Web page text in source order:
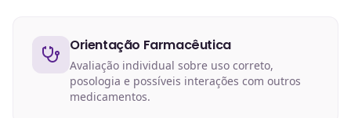
Orientação Farmacêutica
Avaliação individual sobre uso correto,
posologia e possíveis interações com outros
medicamentos.